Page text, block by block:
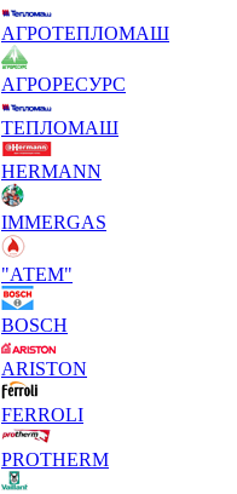
АГРОТЕПЛОМАШ
АГРОРЕСУРС
ТЕПЛОМАШ
HERMANN
IMMERGAS
"АТЕМ"
BOSCH
ARISTON
FERROLI
PROTHERM